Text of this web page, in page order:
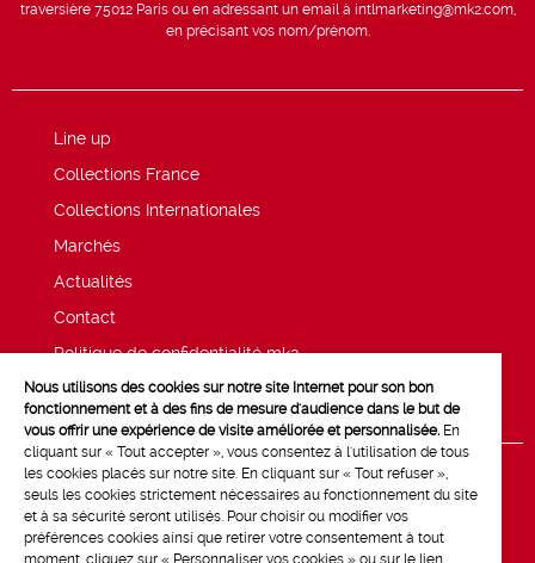
traversière 75012 Paris ou en adressant un email à intlmarketing@mk2.com,
en précisant vos nom/prénom.
Line up
Collections France
Collections Internationales
Marchés
Actualités
Contact
Politique de confidentialité mk2
Mentions légales
Nous utilisons des cookies sur notre site Internet pour son bon
fonctionnement et à des fins de mesure d'audience dans le but de
vous offrir une expérience de visite améliorée et personnalisée. En
cliquant sur « Tout accepter », vous consentez à l'utilisation de tous
les cookies placés sur notre site. En cliquant sur « Tout refuser »,
seuls les cookies strictement nécessaires au fonctionnement du site
et à sa sécurité seront utilisés. Pour choisir ou modifier vos
préférences cookies ainsi que retirer votre consentement à tout
moment, cliquez sur « Personnaliser vos cookies » ou sur le lien